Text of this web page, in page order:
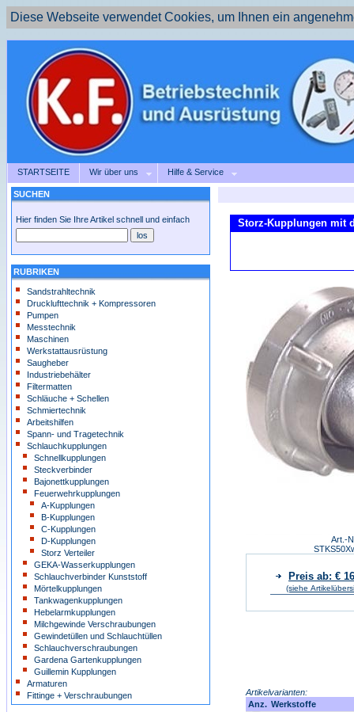
Diese Webseite verwendet Cookies, um Ihnen ein
STARTSEITE Wir über uns Hilfe & Service
SUCHEN
Hier finden Sie Ihre Artikel schnell und einfach
RUBRIKEN
Sandstrahltechnik
Drucklufttechnik + Kompressoren
Pumpen
Messtechnik
Maschinen
Werkstattausrüstung
Saugheber
Industriebehälter
Filtermatten
Schläuche + Schellen
Schmiertechnik
Arbeitshilfen
Spann- und Tragetechnik
Schlauchkupplungen
Schnellkupplungen
Steckverbinder
Bajonettkupplungen
Feuerwehrkupplungen
A-Kupplungen
B-Kupplungen
C-Kupplungen
D-Kupplungen
Storz Verteiler
GEKA-Wasserkupplungen
Schlauchverbinder Kunststoff
Mörtelkupplungen
Tankwagenkupplungen
Hebelarmkupplungen
Milchgewinde Verschraubungen
Gewindetüllen und Schlauchtüllen
Schlauchverschraubungen
Gardena Gartenkupplungen
Guillemin Kupplungen
Armaturen
Fittinge + Verschraubungen
Storz-Kupplungen mit
Art.-
Preis ab: €
(siehe
Artikelvarianten:
Anz. Werkstoffe